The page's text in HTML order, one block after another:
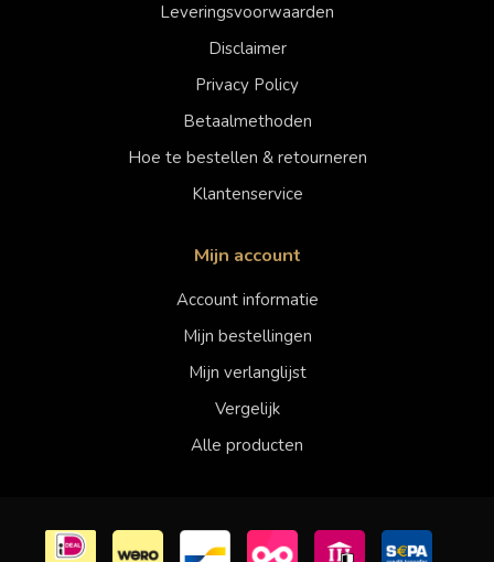
Leveringsvoorwaarden
Disclaimer
Privacy Policy
Betaalmethoden
Hoe te bestellen & retourneren
Klantenservice
Mijn account
Account informatie
Mijn bestellingen
Mijn verlanglijst
Vergelijk
Alle producten